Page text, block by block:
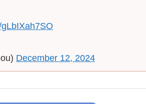
December 12, 2024